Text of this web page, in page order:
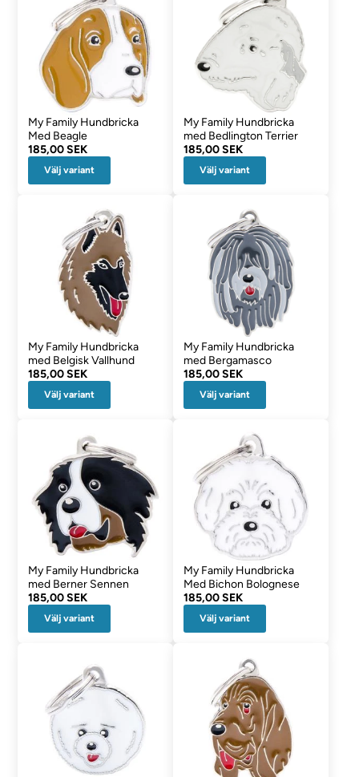
My Family Hundbricka
Med Beagle
185,00 SEK
Välj variant
My Family Hundbricka
med Bedlington Terrier
185,00 SEK
Välj variant
My Family Hundbricka
med Belgisk Vallhund
185,00 SEK
Välj variant
My Family Hundbricka
med Bergamasco
185,00 SEK
Välj variant
My Family Hundbricka
med Berner Sennen
185,00 SEK
Välj variant
My Family Hundbricka
Med Bichon Bolognese
185,00 SEK
Välj variant